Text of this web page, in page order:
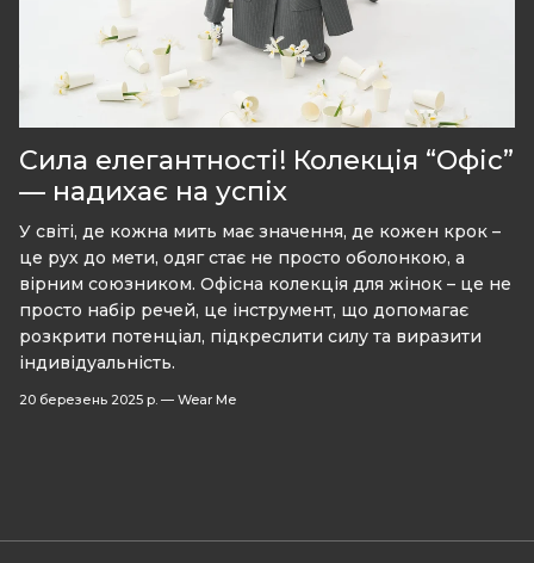
Сила елегантності! Колекція “Офіс”
— надихає на успіх
У світі, де кожна мить має значення, де кожен крок –
це рух до мети, одяг стає не просто оболонкою, а
вірним союзником. Офісна колекція для жінок – це не
просто набір речей, це інструмент, що допомагає
розкрити потенціал, підкреслити силу та виразити
індивідуальність.
20 березень 2025 р. — Wear Me